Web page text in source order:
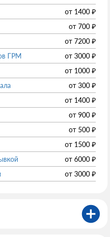
от 1400 ₽
от 700 ₽
от 7200 ₽
ГРМ
от 3000 ₽
от 1000 ₽
от 300 ₽
от 1400 ₽
от 900 ₽
от 500 ₽
от 1500 ₽
от 6000 ₽
от 3000 ₽